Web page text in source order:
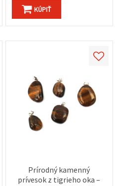
KÚPIŤ
Prírodný kamenný
prívesok z tigrieho oka –